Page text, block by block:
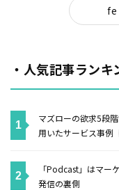
・人気記事ランキ
マズローの欲求5段
用いたサービス事例
「Podcast」はマー
発信の裏側